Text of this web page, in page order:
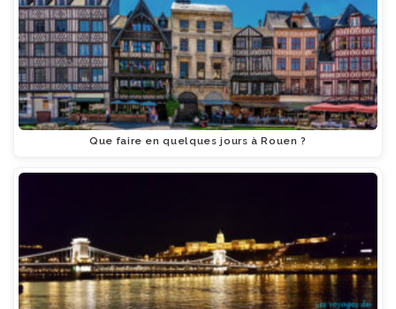
Que faire en quelques jours à Rouen ?